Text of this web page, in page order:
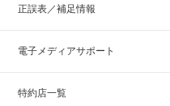
正誤表／補足情報
電子メディアサポート
特約店一覧